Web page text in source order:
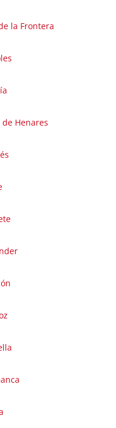
la Frontera
Henares